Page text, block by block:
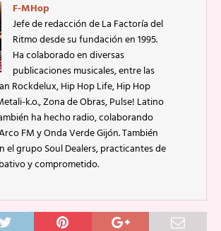
F-MHop
Jefe de redacción de La Factoría del
Ritmo desde su fundación en 1995.
Ha colaborado en diversas
publicaciones musicales, entre las
Rockdelux, Hip Hop Life, Hip Hop
k.o., Zona de Obras, Pulse! Latino
ha hecho radio, colaborando
FM y Onda Verde Gijón. También
el grupo Soul Dealers, practicantes de
y comprometido.